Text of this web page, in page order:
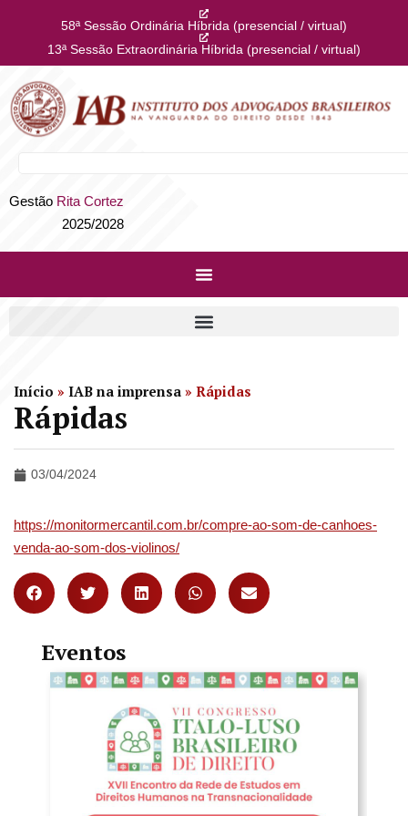
58ª Sessão Ordinária Híbrida (presencial / virtual)
13ª Sessão Extraordinária Híbrida (presencial / virtual)
Gestão Rita Cortez
2025/2028
Início » IAB na imprensa » Rápidas
Rápidas
03/04/2024
https://monitormercantil.com.br/compre-ao-som-de-canhoes-
venda-ao-som-dos-violinos/
Eventos